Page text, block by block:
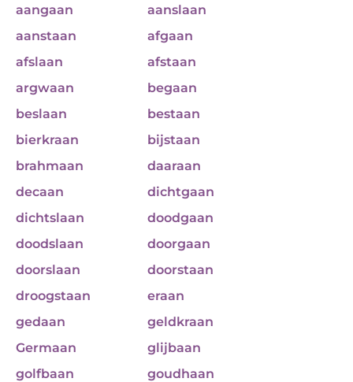
aangaan
aanslaan
aanstaan
afgaan
afslaan
afstaan
argwaan
begaan
beslaan
bestaan
bierkraan
bijstaan
brahmaan
daaraan
decaan
dichtgaan
dichtslaan
doodgaan
doodslaan
doorgaan
doorslaan
doorstaan
droogstaan
eraan
gedaan
geldkraan
Germaan
glijbaan
golfbaan
goudhaan